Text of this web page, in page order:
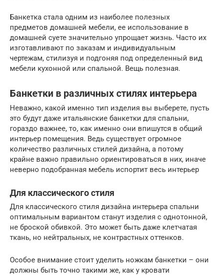
Банкетка стала одним из наиболее полезных
предметов домашней мебели, ее использование в
домашней суете значительно упрощает жизнь. Часто их
изготавливают по заказам и индивидуальным
чертежам, стилизуя и подгоняя под определенный вид
мебели кухонной или спальной. Вещь полезная.
Банкетки в различных стилях интерьера
Неважно, какой именно тип изделия вы выберете, пусть
это будут даже итальянские банкетки для спальни,
гораздо важнее, то, как именно они впишутся в общий
интерьер помещения. Ведь существует огромное
количество различных стилей дизайна, а потому
крайне важно правильно ориентироваться в них, иначе
неверно подобранная мебель испортит весь интерьер
Для классического стиля
Для классического стиля дизайна интерьера спальни
оптимальным вариантом станут изделия с однотонной,
не броской обивкой. Это может быть даже клетчатая
ткань, но нейтральных, не контрастных оттенков.
Особое внимание стоит уделить ножкам банкетки – они
должны быть точно такими же, как у кровати